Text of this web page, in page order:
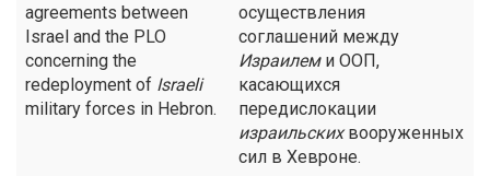
agreements between
Israel and the PLO
concerning the
redeployment of Israeli
military forces in Hebron.
осуществления
соглашений между
Израилеми ООП,
касающихся
передислокации
израильскихвооруженных
сил в Хевроне.